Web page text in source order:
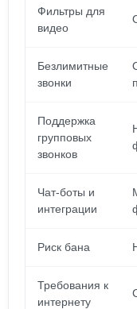
Фильтры для
видео
Безлимитные
звонки
Поддержка
групповых
звонков
Чат-боты и
интеграции
Риск бана
Требования к
интернету